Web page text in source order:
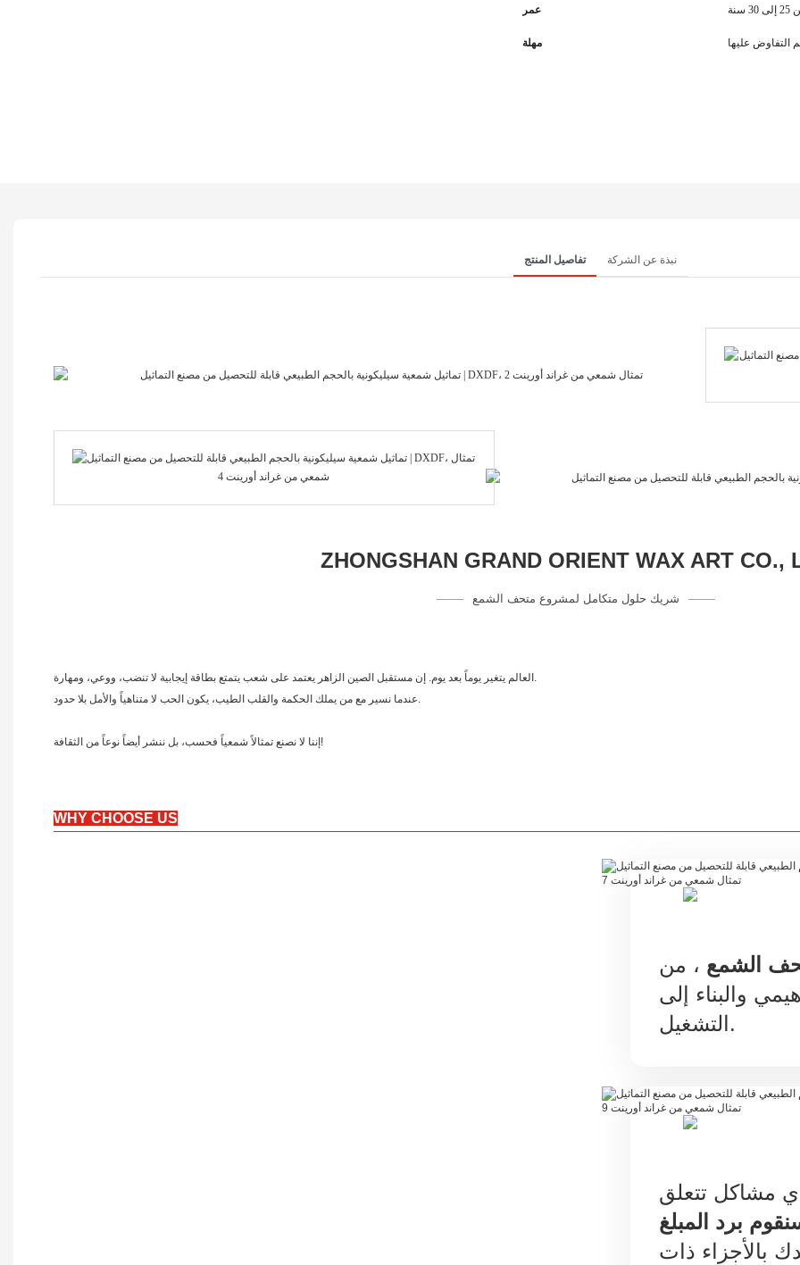
عمر
مهلة
تفاصيل المنتج نبذة عن الشركة
ZHONGSHAN GRAND ORIENT WAX ART CO.,
شريك حلول متكامل لمشروع متحف الشمع
العالم يتغير يوماً بعد يوم. إن مستقبل الصين الزاهر يعتمد على شعب يتمتع بطاقة إيجابية لا تنضب، ووعي، ومهارة.
عندما نسير مع من يملك الحكمة والقلب الطيب، يكون الحب لا متناهياً والأمل بلا حدود.
إننا لا نصنع تمثالاً شمعياً فحسب، بل ننشر أيضاً نوعاً من الثقافة!
WHY CHOOSE US
الشمع ، من
والبناء إلى
التشغيل.
مشاكل تتعلق
برد المبلغ
بالأجزاء ذات